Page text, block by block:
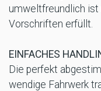
umweltfreundlich ist
Vorschriften erfüllt.
EINFACHES
Die perfekt
wendige Fahrwerk